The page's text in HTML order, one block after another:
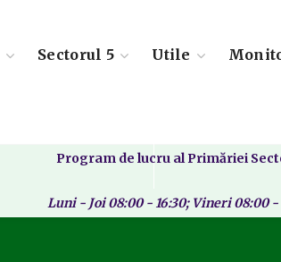
Sectorul 5 Utile
Program de lucru al Primăriei
Luni - Joi 08:00 - 16:30; Vineri 08:00 -